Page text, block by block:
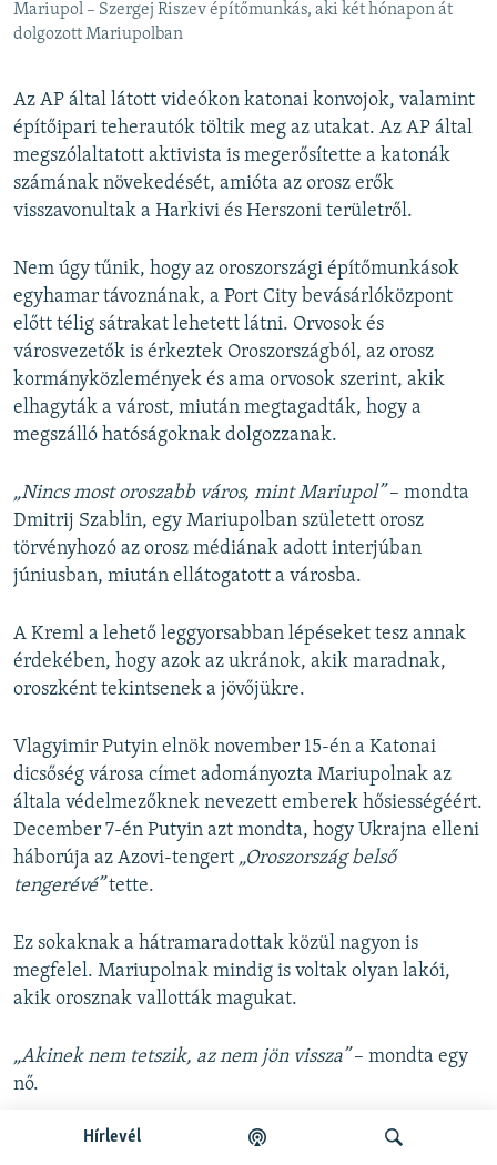
Hírlevél
Mariupol – Szergej Riszev építőmunkás, aki két hónapon át
dolgozott Mariupolban
Az AP által látott videókon katonai konvojok, valamint
építőipari teherautók töltik meg az utakat. Az AP által
megszólaltatott aktivista is megerősítette a katonák
számának növekedését, amióta az orosz erők
visszavonultak a Harkivi és Herszoni területről.
Nem úgy tűnik, hogy az oroszországi építőmunkások
egyhamar távoznának, a Port City bevásárlóközpont
előtt télig sátrakat lehetett látni. Orvosok és
városvezetők is érkeztek Oroszországból, az orosz
kormányközlemények és ama orvosok szerint, akik
elhagyták a várost, miután megtagadták, hogy a
megszálló hatóságoknak dolgozzanak.
„Nincs most oroszabb város, mint Mariupol”– mondta
Dmitrij Szablin, egy Mariupolban született orosz
törvényhozó az orosz médiának adott interjúban
júniusban, miután ellátogatott a városba.
A Kreml a lehető leggyorsabban lépéseket tesz annak
érdekében, hogy azok az ukránok, akik maradnak,
oroszként tekintsenek a jövőjükre.
Vlagyimir Putyin elnök november 15-én a Katonai
dicsőség városa címet adományozta Mariupolnak az
általa védelmezőknek nevezett emberek hősiességéért.
December 7-én Putyin azt mondta, hogy Ukrajna elleni
háborúja az Azovi-tengert „Oroszország belső
tengerévé”tette.
Ez sokaknak a hátramaradottak közül nagyon is
megfelel. Mariupolnak mindig is voltak olyan lakói,
akik orosznak vallották magukat.
„Akinek nem tetszik, az nem jön vissza”– mondta egy
nő.
Nincs jövőkép a láthatáron